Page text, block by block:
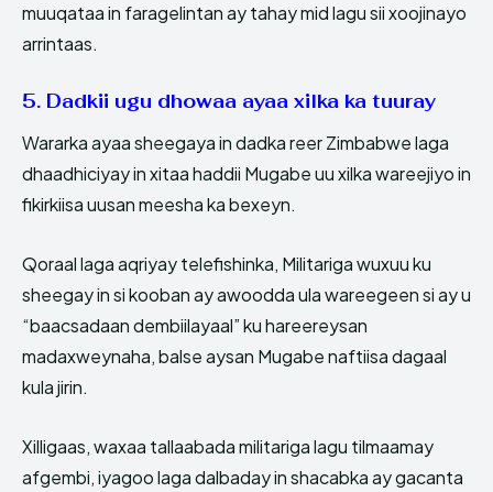
muuqataa in faragelintan ay tahay mid lagu sii xoojinayo
arrintaas.
5. Dadkii ugu dhowaa ayaa xilka ka tuuray
Wararka ayaa sheegaya in dadka reer Zimbabwe laga
dhaadhiciyay in xitaa haddii Mugabe uu xilka wareejiyo in
fikirkiisa uusan meesha ka bexeyn.
Qoraal laga aqriyay telefishinka, Militariga wuxuu ku
sheegay in si kooban ay awoodda ula wareegeen si ay u
“baacsadaan dembiilayaal” ku hareereysan
madaxweynaha, balse aysan Mugabe naftiisa dagaal
kula jirin.
Xilligaas, waxaa tallaabada militariga lagu tilmaamay
afgembi, iyagoo laga dalbaday in shacabka ay gacanta